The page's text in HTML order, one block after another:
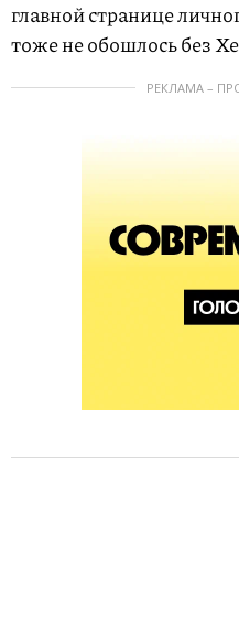
главной странице
тоже не обошлось без
РЕКЛАМА –